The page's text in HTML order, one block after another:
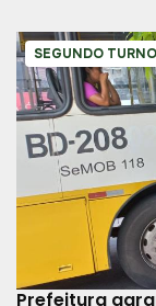
SEGUNDO TURNO
Prefeitura